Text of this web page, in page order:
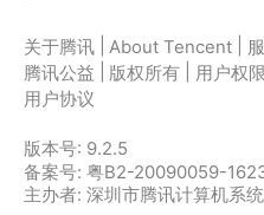
关于腾讯 About Tencent
腾讯公益
版权所有 用户权限
用户协议
版本号: 9.2.5
备案号: 粤B2-20090059-
主办者: 深圳市腾讯计算机系